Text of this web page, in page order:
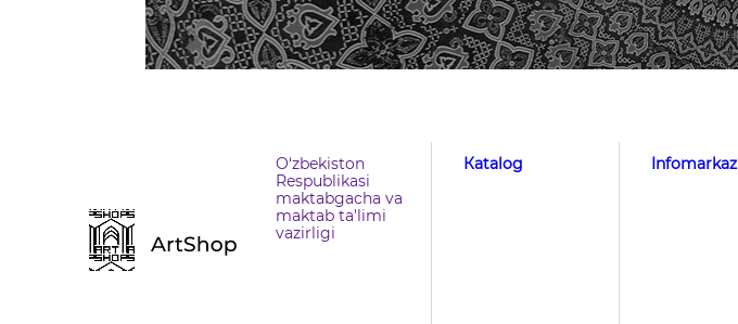
O‘zbekiston
Respublikasi
maktabgacha va
maktab ta'limi
vazirligi
Кatalog Infomarkaz